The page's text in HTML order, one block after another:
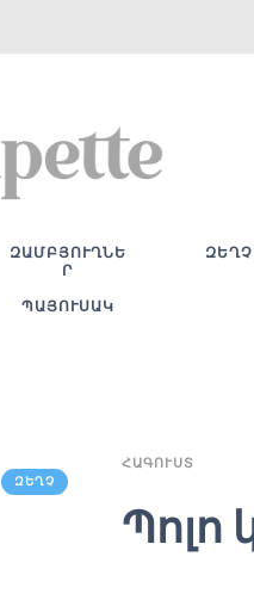
ԶԱՄԲՅՈՒՂՆԵ
Ր
ԶԵՂՉ
ՊԱՅՈՒՍԱԿ
ԶԵՂՉ
ՀԱԳՈՒՍՏ
Պոլո